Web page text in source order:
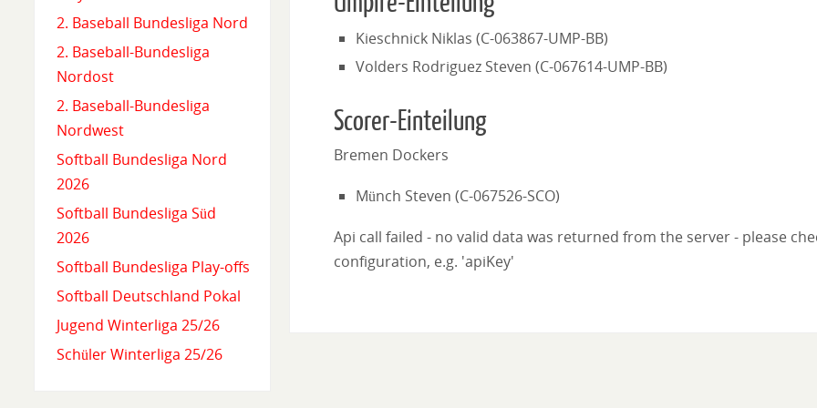
Kieschnick Niklas (C-063867-UMP-BB)
Volders Rodriguez Steven (C-067614-UMP-BB)
Scorer-Einteilung
Bremen Dockers
Münch Steven (C-067526-SCO)
Api call failed - no valid data was returned from the server - please
configuration, e.g. 'apiKey'
2. Baseball Bundesliga Nord
2. Baseball-Bundesliga
Nordost
2. Baseball-Bundesliga
Nordwest
Softball Bundesliga Nord
2026
Softball Bundesliga Süd
2026
Softball Bundesliga Play-offs
Softball Deutschland Pokal
Jugend Winterliga 25/26
Schüler Winterliga 25/26